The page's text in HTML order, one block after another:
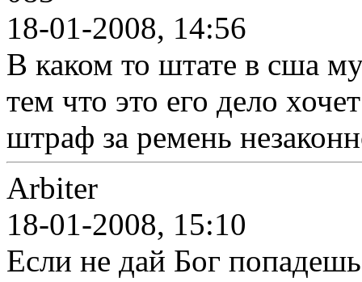
18-01-2008, 14:56
В каком то штате в сша
тем что это его дело
штраф за ремень
Arbiter
18-01-2008, 15:10
Если не дай Бог